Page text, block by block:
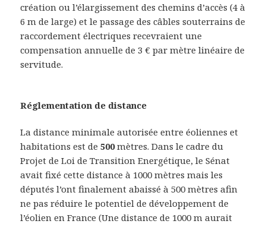
création ou l’élargissement des chemins d’accès (4 à
6 m de large) et le passage des câbles souterrains de
raccordement électriques recevraient une
compensation annuelle de 3 € par mètre linéaire de
servitude.
Réglementation de distance
La distance minimale autorisée entre éoliennes et
habitations est de500mètres. Dans le cadre du
Projet de Loi de Transition Energétique, le Sénat
avait fixé cette distance à 1000 mètres mais les
députés l’ont finalement abaissé à 500 mètres afin
ne pas réduire le potentiel de développement de
l’éolien en France (Une distance de 1000 m aurait